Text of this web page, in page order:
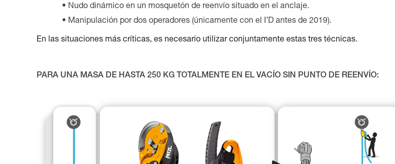
Nudo dinámico en un mosquetón de reenvío situado en el anclaje.
Manipulación por dos operadores (únicamente con el I’D antes de 2019).
En las situaciones más críticas, es necesario utilizar conjuntamente estas tres técnicas.
PARA UNA MASA DE HASTA 250 KG TOTALMENTE EN EL VACÍO SIN PUNTO DE REENVÍO: